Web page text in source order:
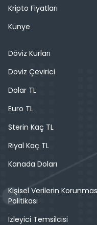
Kripto Fiyatları
Künye
Döviz Kurları
Döviz Çevirici
Dolar TL
Euro TL
Sterin Kaç TL
Riyal Kaç TL
Kanada Doları
Kişisel Verilerin
Politikası
İzleyici Temsilcisi